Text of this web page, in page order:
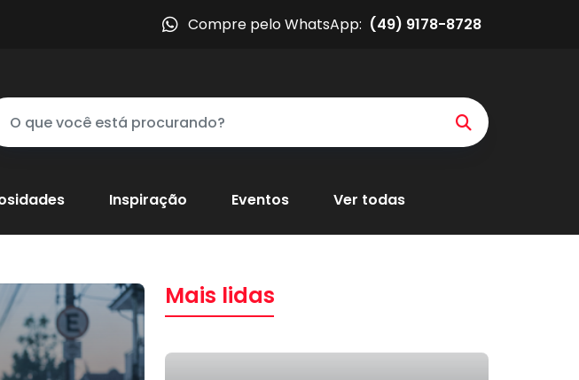
Compre pelo WhatsApp: (49) 9178-8728
Inspiração Eventos Ver todas
Mais lidas